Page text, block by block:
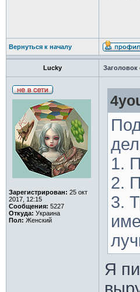
Вернуться к началу
Lucky
Зарегистрирован: 25 окт
2017, 12:15
Сообщения: 5227
Откуда: Украина
Пол: Женский
1.
2.
3.
Я